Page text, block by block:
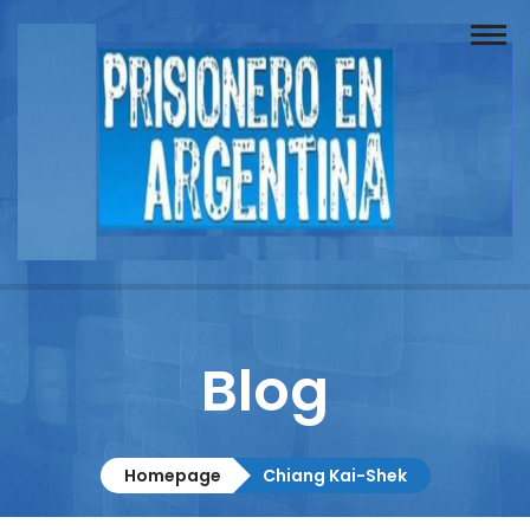
Buscador
Documentos
Columnistas
Contacto
Blog
Homepage Chiang Kai-Shek